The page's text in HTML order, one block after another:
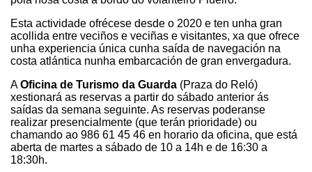
Esta actividade ofrécese desde o 2020 e ten unha gran
acollida entre veciños e veciñas e visitantes, xa que ofrece
unha experiencia única cunha saída de navegación na
costa atlántica nunha embarcación de gran envergadura.
AOficina de Turismo da Guarda (Praza do Reló)
xestionará as reservas a partir do sábado anterior ás
saídas da semana seguinte. As reservas poderanse
realizar presencialmente (que terán prioridade) ou
chamando ao 986 61 45 46 en horario da oficina, que está
aberta de martes a sábado de 10 a 14h e de 16:30 a
18:30h.